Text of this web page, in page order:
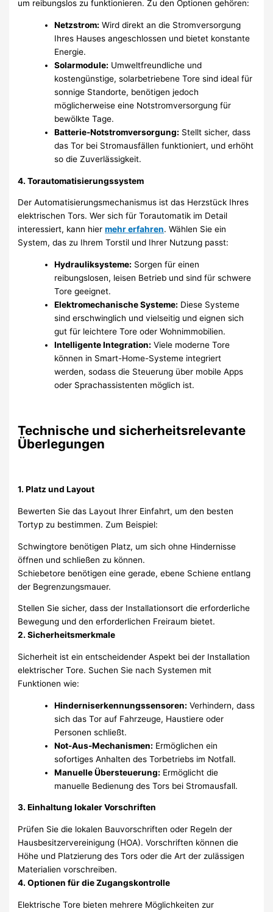
um reibungslos zu funktionieren. Zu den Optionen gehören:
Netzstrom: Wird direkt an die Stromversorgung
Ihres Hauses angeschlossen und bietet konstante
Energie.
Solarmodule: Umweltfreundliche und
kostengünstige, solarbetriebene Tore sind ideal für
sonnige Standorte, benötigen jedoch
möglicherweise eine Notstromversorgung für
bewölkte Tage.
Batterie-Notstromversorgung: Stellt sicher, dass
das Tor bei Stromausfällen funktioniert, und erhöht
so die Zuverlässigkeit.
4. Torautomatisierungssystem
Der Automatisierungsmechanismus ist das Herzstück Ihres
elektrischen Tors. Wer sich für Torautomatik im Detail
interessiert, kann hiermehr erfahren. Wählen Sie ein
System, das zu Ihrem Torstil und Ihrer Nutzung passt:
Hydrauliksysteme: Sorgen für einen
reibungslosen, leisen Betrieb und sind für schwere
Tore geeignet.
Elektromechanische Systeme: Diese Systeme
sind erschwinglich und vielseitig und eignen sich
gut für leichtere Tore oder Wohnimmobilien.
Intelligente Integration: Viele moderne Tore
können in Smart-Home-Systeme integriert
werden, sodass die Steuerung über mobile Apps
oder Sprachassistenten möglich ist.
Technische und sicherheitsrelevante
Überlegungen
1. Platz und Layout
Bewerten Sie das Layout Ihrer Einfahrt, um den besten
Tortyp zu bestimmen. Zum Beispiel:
Schwingtore benötigen Platz, um sich ohne Hindernisse
öffnen und schließen zu können.
Schiebetore benötigen eine gerade, ebene Schiene entlang
der Begrenzungsmauer.
Stellen Sie sicher, dass der Installationsort die erforderliche
Bewegung und den erforderlichen Freiraum bietet.
2. Sicherheitsmerkmale
Sicherheit ist ein entscheidender Aspekt bei der Installation
elektrischer Tore. Suchen Sie nach Systemen mit
Funktionen wie:
Hinderniserkennungssensoren: Verhindern, dass
sich das Tor auf Fahrzeuge, Haustiere oder
Personen schließt.
Not-Aus-Mechanismen: Ermöglichen ein
sofortiges Anhalten des Torbetriebs im Notfall.
Manuelle Übersteuerung: Ermöglicht die
manuelle Bedienung des Tors bei Stromausfall.
3. Einhaltung lokaler Vorschriften
Prüfen Sie die lokalen Bauvorschriften oder Regeln der
Hausbesitzervereinigung (HOA). Vorschriften können die
Höhe und Platzierung des Tors oder die Art der zulässigen
Materialien vorschreiben.
4. Optionen für die Zugangskontrolle
Elektrische Tore bieten mehrere Möglichkeiten zur